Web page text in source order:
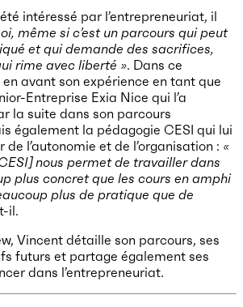
intéressé par l’entrepreneuriat, il
même si c’est un parcours qui peut
et qui demande des sacrifices,
rime avec liberté ». Dans ce
avant son expérience en tant que
Entreprise Exia Nice qui l’a
la suite dans son parcours
également la pédagogie CESI qui lui
de l’autonomie et de l’organisation : «
nous permet de travailler dans
plus concret que les cours en amphi
plus de pratique que de
il.
Vincent détaille son parcours, ses
futurs et partage également ses
dans l’entrepreneuriat.